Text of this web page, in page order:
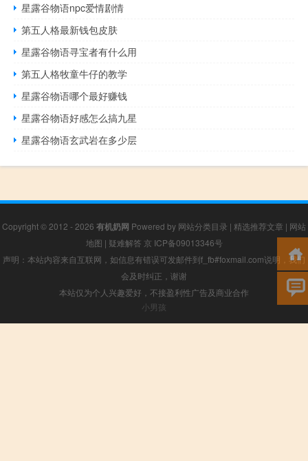
星露谷物语npc爱情剧情
第五人格最新钱包皮肤
星露谷物语寻宝者有什么用
第五人格牧童牛仔的教学
星露谷物语哪个最好赚钱
星露谷物语好感怎么搞九星
星露谷物语玄武岩在多少层
Copyright © 2012 - 2026 有机奶网 Powered by 网站分类目录 | 精选推荐文章 | 网站
地图 | 疑难解答 京 ICP备09013346号
声明：本站内容来自互联网，如信息有错误可发邮件到f_fb#foxmail.com说明，我们
会及时纠正，谢谢
本站仅为个人兴趣爱好，不接盈利性广告及商业合作
小男孩